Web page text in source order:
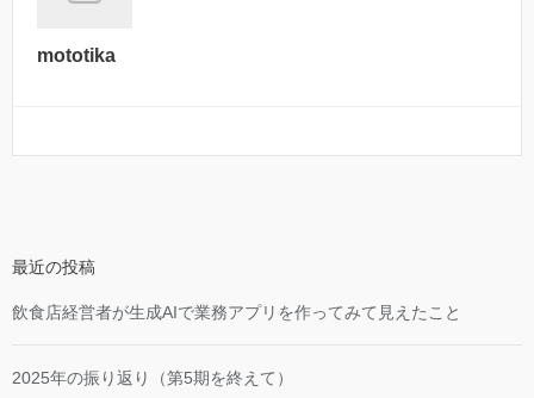
mototika
最近の投稿
飲食店経営者が生成AIで業務アプリを作ってみて見えたこと
2025年の振り返り（第5期を終えて）